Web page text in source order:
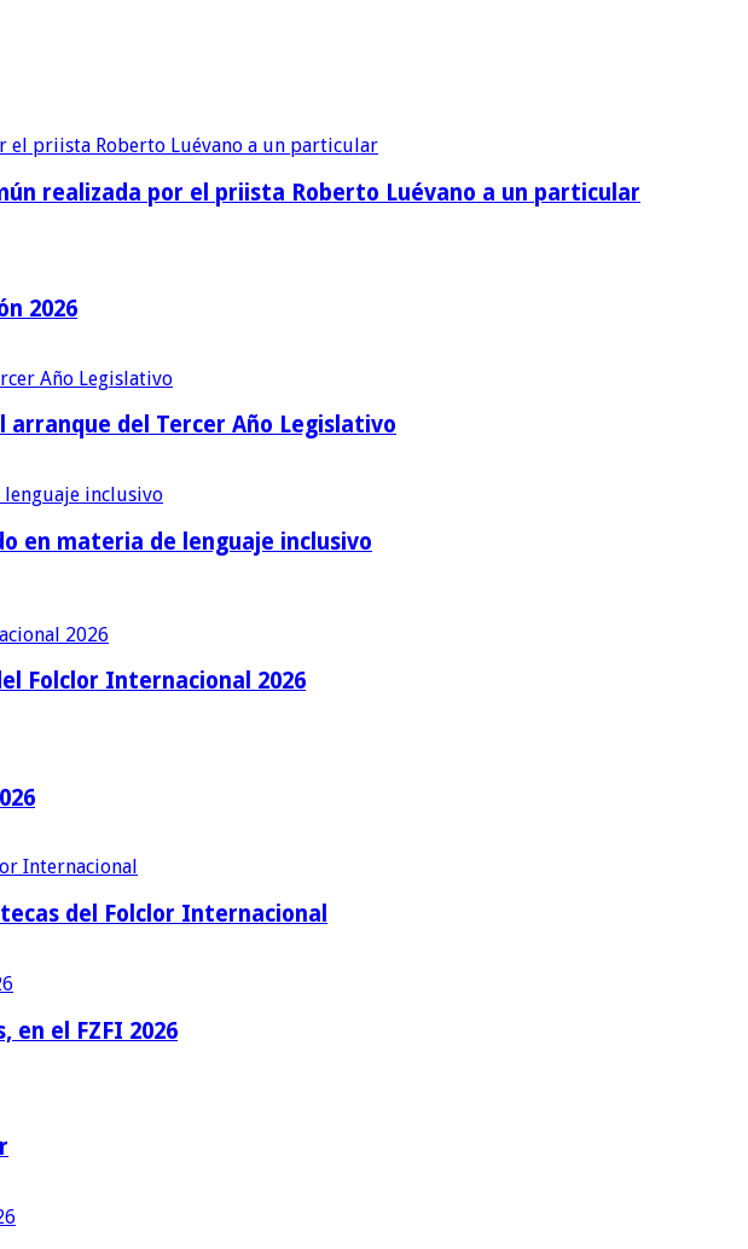
realizada por el priista Roberto Luévano a un particular
2026
arranque del Tercer Año Legislativo
en materia de lenguaje inclusivo
Folclor Internacional 2026
del Folclor Internacional
en el FZFI 2026